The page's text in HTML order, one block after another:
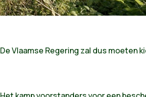
De Vlaamse Regering zal dus moeten